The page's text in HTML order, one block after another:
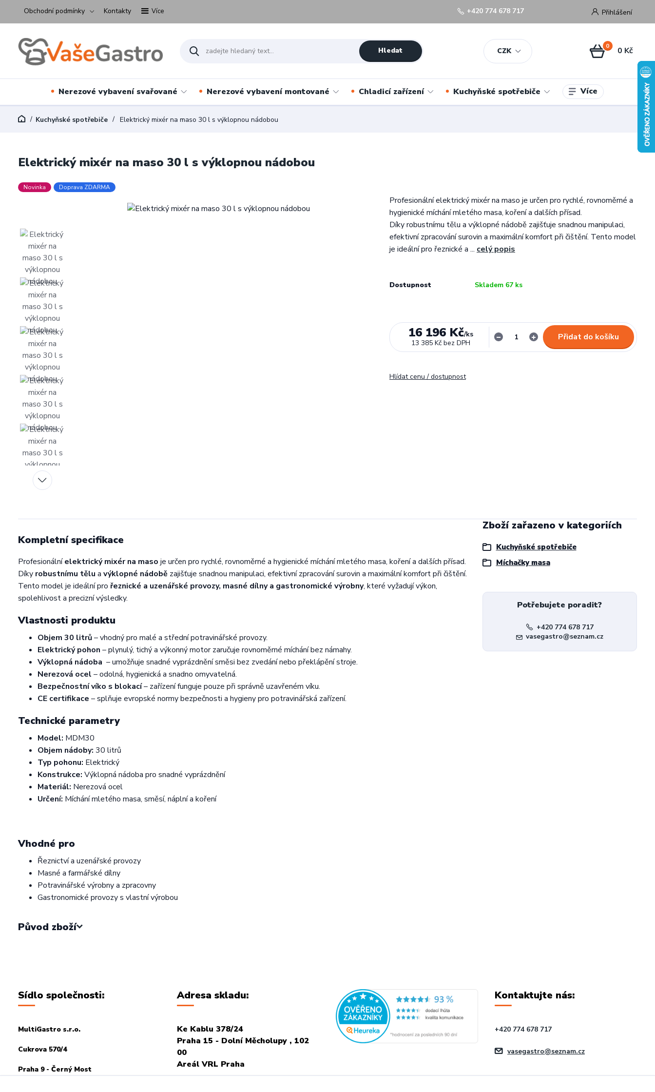
Obchodní podmínky Kontakty Více
CZK
Přihlášení
Hledat
+420 774 678 717
0 0 Kč
Nerezové vybavení svařované Nerezové vybavení montované Chladicí zařízení Kuchyňské spotřebiče Více
Kuchyňské spotřebiče Elektrický mixér na maso 30 l s výklopnou nádobou
Elektrický mixér na maso 30 l s výklopnou nádobou
Novinka Doprava ZDARMA
Profesionální elektrický mixér na maso je určen pro rychlé, rovnoměrné a
hygienické míchání mletého masa, koření a dalších přísad.
Díky robustnímu tělu a výklopné nádobě zajišťuje snadnou manipulaci,
efektivní zpracování surovin a maximální komfort při čištění. Tento model
je ideální pro řeznické a ... celý popis
Dostupnost Skladem 67 ks
16 196 Kč/ks
13 385 Kč bez DPH
Přidat do košíku
Hlídat cenu / dostupnost
Kompletní specifikace
Profesionálníelektrický mixér na maso je určen pro rychlé, rovnoměrné a hygienické míchání mletého masa, koření a dalších přísad.
Díky robustnímu tělu a výklopné nádobě zajišťuje snadnou manipulaci, efektivní zpracování surovin a maximální komfort při čištění.
Tento model je ideální pro řeznické a uzenářské provozy, masné dílny a gastronomické výrobny, které vyžadují výkon,
spolehlivost a precizní výsledky.
Vlastnosti produktu
Objem 30 litrů– vhodný pro malé a střední potravinářské provozy.
Elektrický pohon – plynulý, tichý a výkonný motor zaručuje rovnoměrné míchání bez námahy.
Výklopná nádoba – umožňuje snadné vyprázdnění směsi bez zvedání nebo překlápění stroje.
Nerezová ocel – odolná, hygienická a snadno omyvatelná.
Bezpečnostní víko s blokací– zařízení funguje pouze při správně uzavřeném víku.
CE certifikace – splňuje evropské normy bezpečnosti a hygieny pro potravinářská zařízení.
Technické parametry
Model: MDM30
Objem nádoby: 30 litrů
Typ pohonu: Elektrický
Konstrukce: Výklopná nádoba pro snadné vyprázdnění
Materiál: Nerezová ocel
Určení: Míchání mletého masa, směsí, náplní a koření
Vhodné pro
Řeznictví a uzenářské provozy
Masné a farmářské dílny
Potravinářské výrobny a zpracovny
Gastronomické provozy s vlastní výrobou
Původ zboží
Zboží zařazeno v kategoriích
Kuchyňské spotřebiče
Míchačky masa
Potřebujete poradit?
+420 774 678 717
vasegastro@seznam.cz
Sídlo společnosti:
MultiGastro s.r.o.
Cukrova 570/4
Praha 9 - Černý Most
Adresa skladu:
Ke Kablu 378/24
Praha 15 - Dolní Měcholupy , 102
00
Areál VRL Praha
Kontaktujte nás:
+420 774 678 717
vasegastro@seznam.cz